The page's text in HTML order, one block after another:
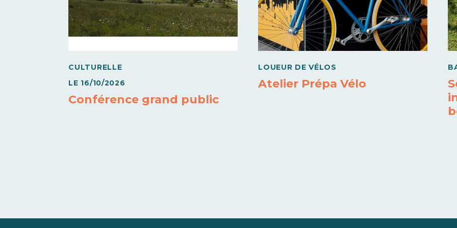
CULTURELLE
LE 16/10/2026
Conférence grand public
LOUEUR DE VÉLOS
Atelier Prépa Vélo